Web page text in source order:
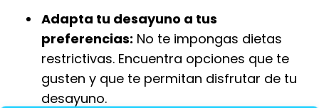
Adapta tu desayuno a tus
preferencias: No te impongas dietas
restrictivas. Encuentra opciones que te
gusten y que te permitan disfrutar de tu
desayuno.